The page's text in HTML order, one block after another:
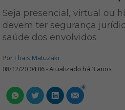
Seja presencial, virtual ou
devem ter segurança
saúde dos envolvidos
PorThais Matuzaki
08/12/20 04:06 - Atualizado há 3 anos
4